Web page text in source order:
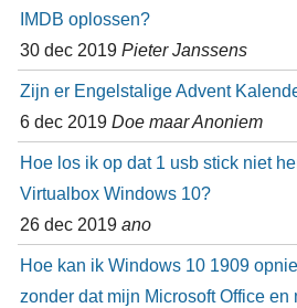
IMDB oplossen?
30 dec 2019 Pieter Janssens
Zijn er Engelstalige Advent
6 dec 2019 Doe maar Anoniem
Hoe los ik op dat 1 usb stick niet
Virtualbox Windows 10?
26 dec 2019 ano
Hoe kan ik Windows 10 1909
zonder dat mijn Microsoft Office en